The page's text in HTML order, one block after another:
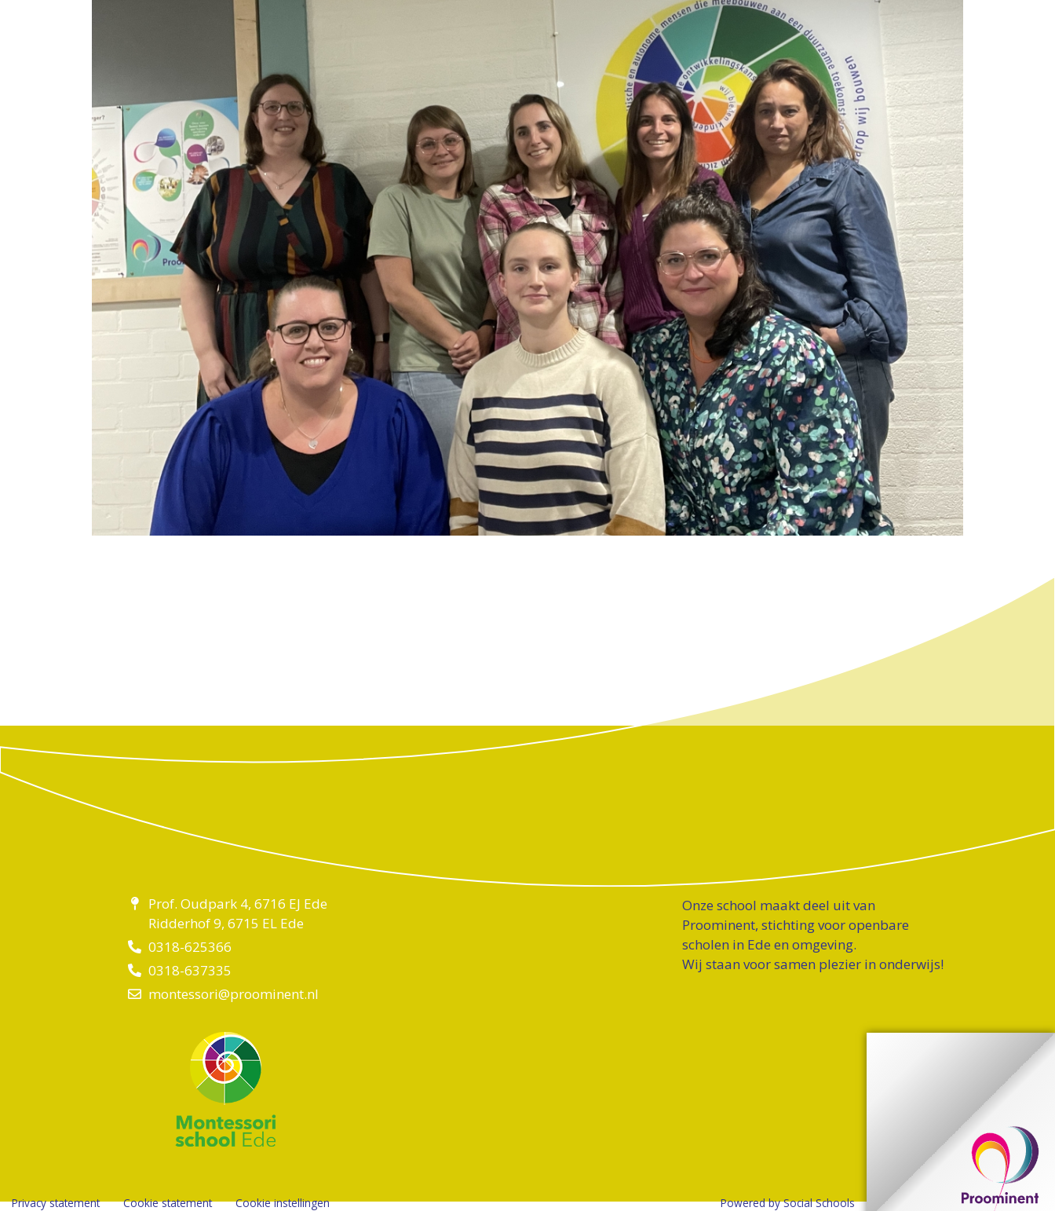
Prof. Oudpark 4, 6716 EJ Ede
Ridderhof 9, 6715 EL Ede
0318-625366
0318-637335
montessori@proominent.nl
Onze school maakt deel uit van
Proominent, stichting voor openbare
scholen in Ede en omgeving.
Wij staan voor samen plezier in onderwijs!
Privacy statement Cookie statement Cookie instellingen Powered bySocial Schools